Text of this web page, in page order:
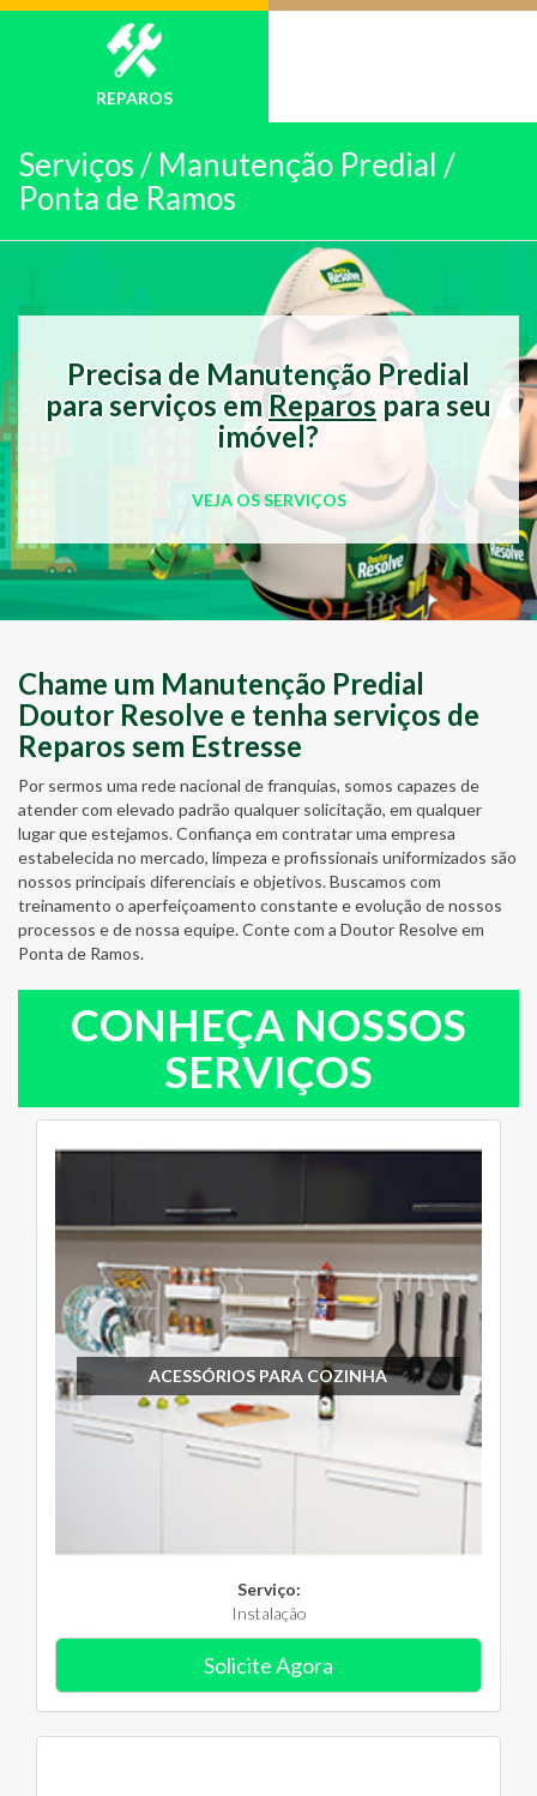
REPAROS
Serviços / Manutenção Predial /
Ponta de Ramos
Precisa de Manutenção Predial
para serviços emReparos para seu
imóvel?
VEJA OS SERVIÇOS
Chame um Manutenção Predial
Doutor Resolve e tenha serviços de
Reparos sem Estresse
Por sermos uma rede nacional de franquias, somos capazes de
atender com elevado padrão qualquer solicitação, em qualquer
lugar que estejamos. Confiança em contratar uma empresa
estabelecida no mercado, limpeza e profissionais uniformizados são
nossos principais diferenciais e objetivos. Buscamos com
treinamento o aperfeiçoamento constante e evolução de nossos
processos e de nossa equipe. Conte com a Doutor Resolve em
Ponta de Ramos.
CONHEÇA NOSSOS
SERVIÇOS
ACESSÓRIOS PARA COZINHA
Serviço:
Instalação
Solicite Agora